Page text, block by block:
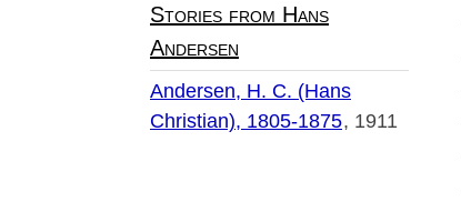
Stories from Hans
Andersen
Andersen, H. C. (Hans
Christian), 1805-1875 1911